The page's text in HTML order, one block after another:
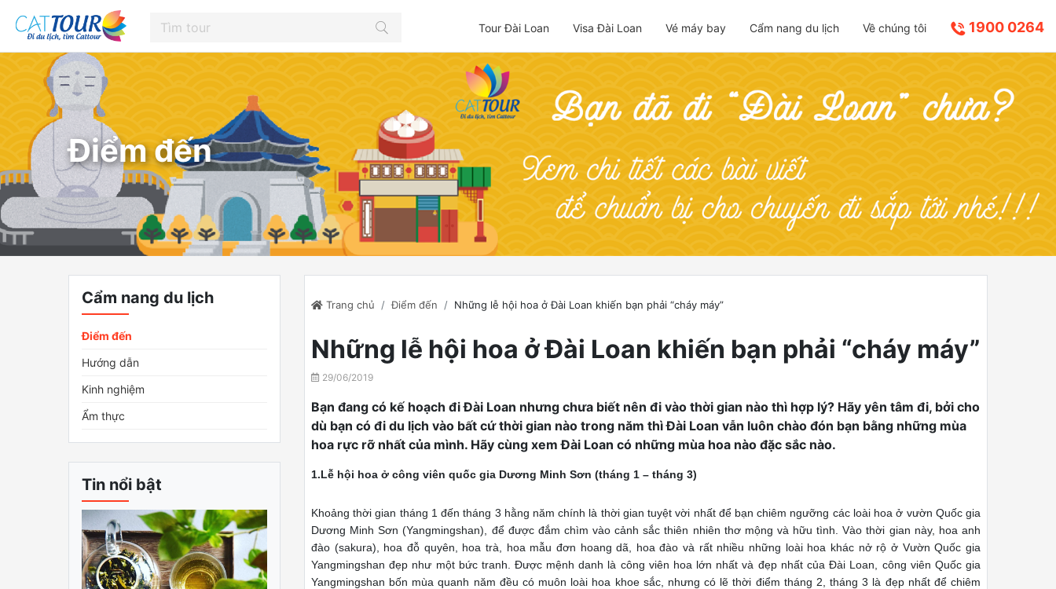
Tour Đài Loan Visa Đài Loan Vé máy bay Cẩm nang du lịch Về chúng tôi 1900 0264
Điểm đến
Cẩm nang du lịch
Điểm đến
Hướng dẫn
Kinh nghiệm
Ẩm thực
Tin nổi bật
Trang chủ Điểm đến Những lễ hội hoa ở Đài Loan khiến bạn phải “cháy máy”
Những lễ hội hoa ở Đài Loan khiến bạn phải “cháy máy”
29/06/2019
Bạn đang có kế hoạch đi Đài Loan nhưng chưa biết nên đi vào thời gian nào thì hợp lý? Hãy yên tâm đi, bởi cho
dù bạn có đi du lịch vào bất cứ thời gian nào trong năm thì Đài Loan vẫn luôn chào đón bạn bằng những mùa
hoa rực rỡ nhất của mình. Hãy cùng xem Đài Loan có những mùa hoa nào đặc sắc nào.
1.Lễ hội hoa ở công viên quốc gia Dương Minh Sơn (tháng 1 – tháng 3)
Khoảng thời gian tháng 1 đến tháng 3 hằng năm chính là thời gian tuyệt vời nhất để bạn chiêm ngưỡng các loài hoa ở vườn Quốc gia
Dương Minh Sơn (Yangmingshan), để được đắm chìm vào cảnh sắc thiên nhiên thơ mộng và hữu tình. Vào thời gian này, hoa anh
đào (sakura), hoa đỗ quyên, hoa trà, hoa mẫu đơn hoang dã, hoa đào và rất nhiều những loài hoa khác nở rộ ở Vườn Quốc gia
Yangmingshan đẹp như một bức tranh. Được mệnh danh là công viên hoa lớn nhất và đẹp nhất của Đài Loan, công viên Quốc gia
Yangmingshan bốn mùa quanh năm đều có muôn loài hoa khoe sắc, nhưng có lẽ thời điểm tháng 2, tháng 3 là đẹp nhất để chiêm